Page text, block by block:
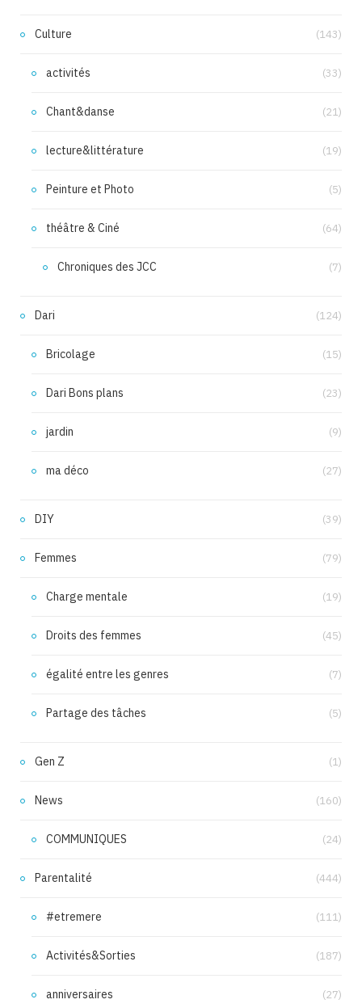
Culture (143)
activités (33)
Chant&danse (21)
lecture&littérature (19)
Peinture et Photo (5)
théâtre & Ciné (64)
Chroniques des JCC (7)
Dari (124)
Bricolage (15)
Dari Bons plans (23)
jardin (9)
ma déco (27)
DIY (39)
Femmes (79)
Charge mentale (19)
Droits des femmes (45)
égalité entre les genres (7)
Partage des tâches (5)
Gen Z (1)
News (160)
COMMUNIQUES (24)
Parentalité (444)
#etremere (111)
Activités&Sorties (187)
anniversaires (27)